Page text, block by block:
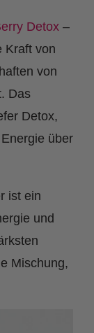
Detox –
Kraft von
von
Das
Detox,
über
ist ein
und
Mischung,